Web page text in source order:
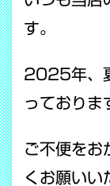
す。
2025年、
っておりま
ご不便をお
くお願いい